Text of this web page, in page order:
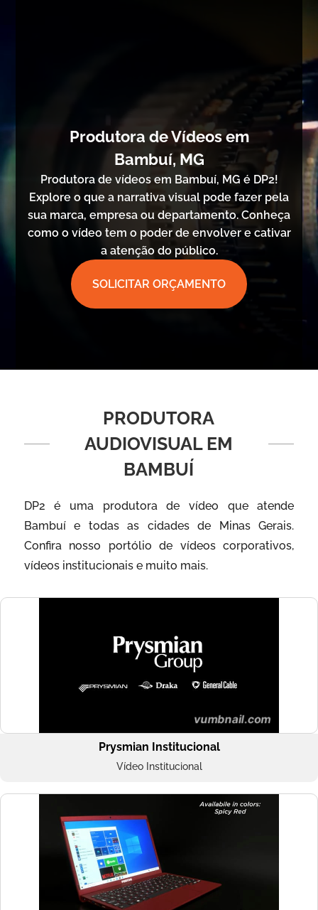
Produtora de Vídeos em
Bambuí, MG
Produtora de vídeos em Bambuí, MG é DP2!
Explore o que a narrativa visual pode fazer pela
sua marca, empresa ou departamento. Conheça
como o vídeo tem o poder de envolver e cativar
a atenção do público.
SOLICITAR ORÇAMENTO
PRODUTORA
AUDIOVISUAL EM
BAMBUÍ
DP2 é uma produtora de vídeo que atende
Bambuí e todas as cidades de Minas Gerais.
Confira nosso portólio de vídeos corporativos,
vídeos institucionais e muito mais.
Prysmian Institucional
Vídeo Institucional